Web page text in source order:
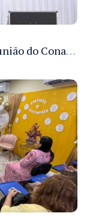
Manausprev participa da 85ª Reunião do Conaprev e discute governança e sustentabilidade dos RPPS em Gramado